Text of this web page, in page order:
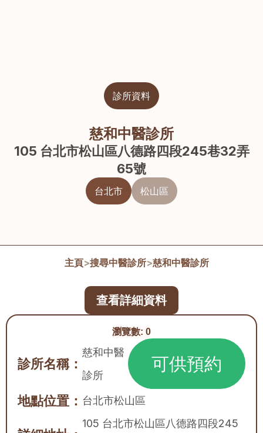
診所資料
慈和中醫診所
105 台北市松山區八德路四段245巷32弄
65號
台北市 松山區
主頁>搜尋中醫診所>慈和中醫診所
瀏覽數: 0
診所名稱：
慈和中醫
診所
可供預約
地點位置： 台北市松山區
105 台北市松山區八德路四段245
查看詳細資料